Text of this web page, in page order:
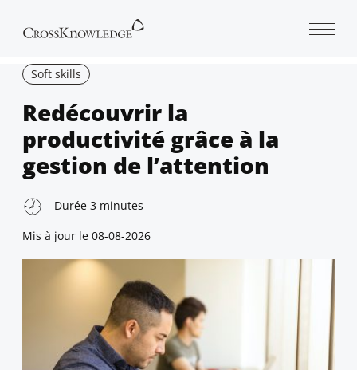
Soft skills
Redécouvrir la
productivité grâce à la
gestion de l’attention
Durée 3 minutes
Mis à jour le 08-08-2026